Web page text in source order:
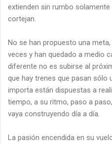
extienden sin rumbo
cortejan.
No se han propuesto una
veces y han quedado a medio
diferente no es subirse al
que hay trenes que pasan sólo
importa están dispuestas a
tiempo, a su ritmo, paso a
vaya construyendo día a día.
La pasión encendida en su